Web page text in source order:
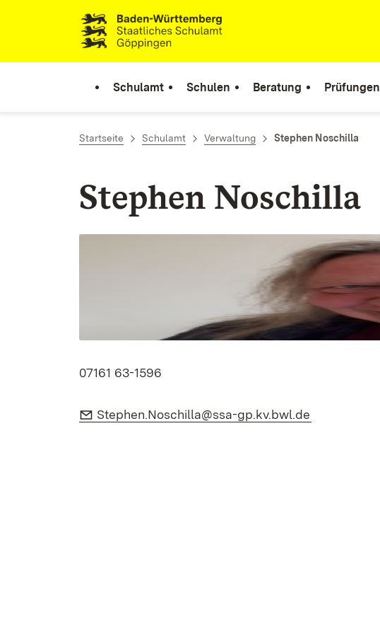
Zum Inhalt springen
Link zur Startseite
Schulamt Schulen Beratung Prüfungen
Startseite Schulamt Verwaltung Stephen Noschilla
Stephen Noschilla
07161 63-1596
E-Mail:
Stephen.Noschilla@ssa-gp.kv.bwl.de